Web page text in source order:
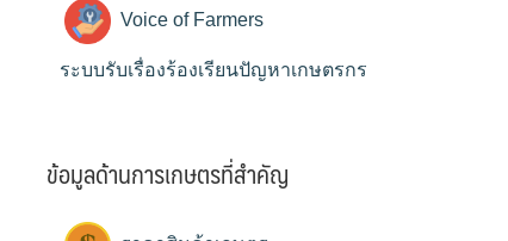
Voice of Farmers
ระบบรับเรื่องร้องเรียนปัญหาเกษตรกร
ข้อมูลด้านการเกษตรที่สำคัญ